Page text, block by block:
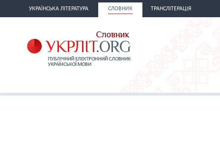
УКРАЇНСЬКА ЛІТЕРАТУРА СЛОВНИК ТРАНСЛІТЕРАЦІЯ